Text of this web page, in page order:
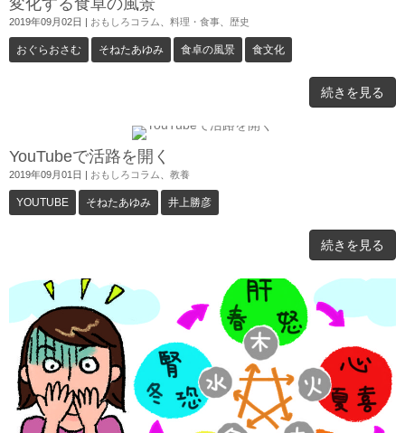
2019年09月02日 | おもしろコラム 料理・食事 歴史
おぐらおさむ そねたあゆみ 食卓の風景 食文化
続きを見る
YouTubeで活路を開く
2019年09月01日 おもしろコラム 教養
YOUTUBE そねたあゆみ 井上勝彦
続きを見る